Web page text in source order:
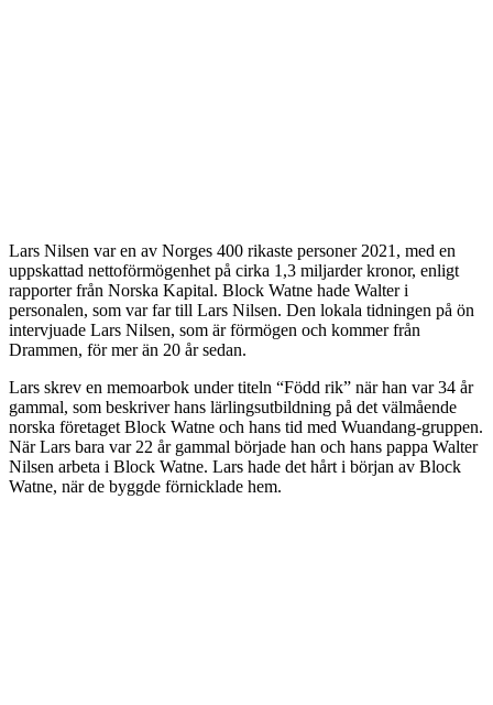
Lars Nilsen var en av Norges 400 rikaste personer 2021, med en
uppskattad nettoförmögenhet på cirka 1,3 miljarder kronor, enligt
rapporter från Norska Kapital. Block Watne hade Walter i
personalen, som var far till Lars Nilsen. Den lokala tidningen på ön
intervjuade Lars Nilsen, som är förmögen och kommer från
Drammen, för mer än 20 år sedan.
Lars skrev en memoarbok under titeln “Född rik” när han var 34 år
gammal, som beskriver hans lärlingsutbildning på det välmående
norska företaget Block Watne och hans tid med Wuandang-gruppen.
När Lars bara var 22 år gammal började han och hans pappa Walter
Nilsen arbeta i Block Watne. Lars hade det hårt i början av Block
Watne, när de byggde förnicklade hem.